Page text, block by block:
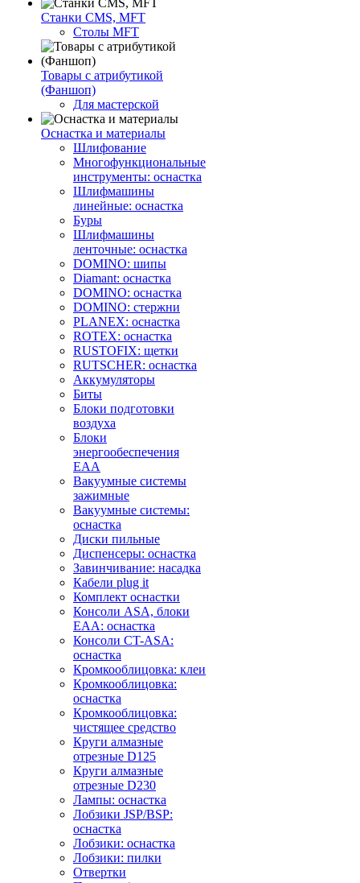
Станки CMS, MFT
Столы MFT
Товары с атрибутикой
(Фаншоп)
Для мастерской
Оснастка и материалы
Шлифование
Многофункциональные
инструменты: оснастка
Шлифмашины
линейные: оснастка
Буры
Шлифмашины
ленточные: оснастка
DOMINO: шипы
Diamant: оснастка
DOMINO: оснастка
DOMINO: стержни
PLANEX: оснастка
ROTEX: оснастка
RUSTOFIX: щетки
RUTSCHER: оснастка
Аккумуляторы
Биты
Блоки подготовки
воздуха
Блоки
энергообеспечения
EAA
Вакуумные системы
зажимные
Вакуумные системы:
оснастка
Диски пильные
Диспенсеры: оснастка
Завинчивание: насадка
Кабели plug it
Комплект оснастки
Консоли ASA, блоки
EAA: оснастка
Консоли CT-ASA:
оснастка
Кромкооблицовка: клеи
Кромкооблицовка:
оснастка
Кромкооблицовка:
чистящее средство
Круги алмазные
отрезные D125
Круги алмазные
отрезные D230
Лампы: оснастка
Лобзики JSP/BSP:
оснастка
Лобзики: оснастка
Лобзики: пилки
Отвертки